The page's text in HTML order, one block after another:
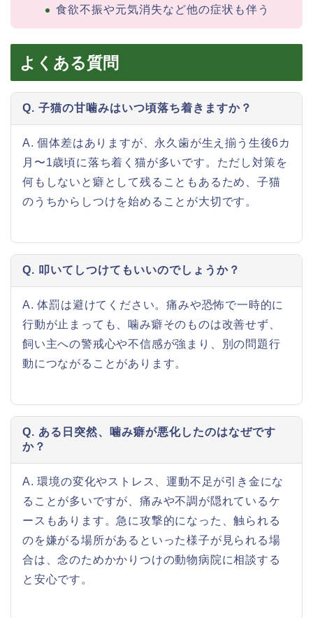
食欲不振や元気消失など他の症状も伴う
よくある質問
Q. 子猫の甘噛みはいつ頃落ち着きますか？
A. 個体差はありますが、永久歯が生え揃う生後6カ
月〜1歳頃に落ち着く猫が多いです。ただし対策を
何もしないと癖として残ることもあるため、子猫
のうちからしつけを始めることが大切です。
Q. 叩いてしつけてもいいのでしょうか？
A. 体罰は避けてください。痛みや恐怖で一時的に
行動が止まっても、噛み癖そのものは改善せず、
飼い主への警戒心や不信感が強まり、別の問題行
動につながることがあります。
Q. ある日突然、噛み癖が悪化したのはなぜです
か？
A. 環境の変化やストレス、運動不足が引き金にな
ることが多いですが、痛みや不調が隠れているケ
ースもあります。急に攻撃的になった、触られる
のを嫌がる場所があるといった様子が見られる場
合は、念のためかかりつけの動物病院に相談する
と安心です。